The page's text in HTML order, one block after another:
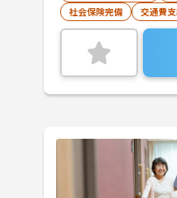
社会保険完備
交通費